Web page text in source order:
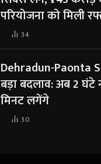
परियोजना को मिली
34
Dehradun-Paonta
बड़ा बदलाव: अब 2 घंटे
मिनट लगेंगे
30